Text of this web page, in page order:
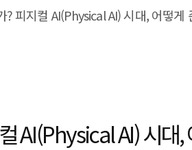
? 피지컬 AI(Physical AI) 시대, 어
AI(Physical AI) 시대,